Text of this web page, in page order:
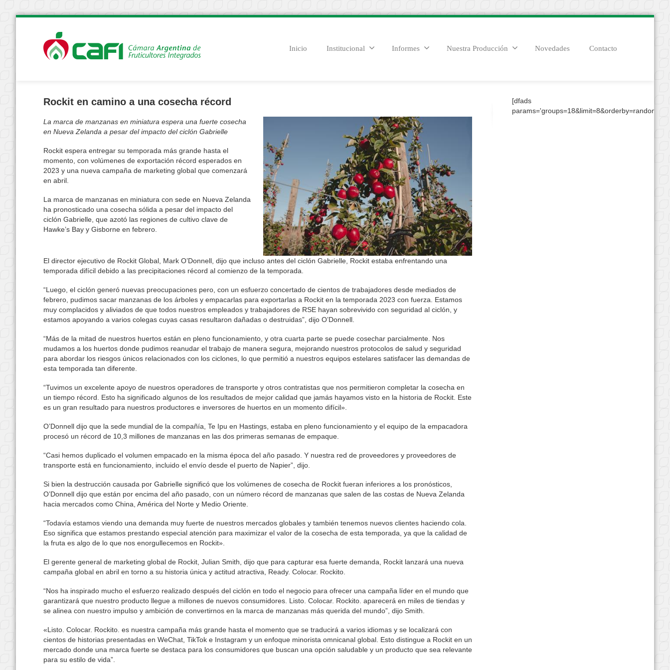
Inicio Institucional Informes Nuestra Producción Novedades Contacto
Rockit en camino a una cosecha récord
La marca de manzanas en miniatura espera una fuerte cosecha
en Nueva Zelanda a pesar del impacto del ciclón Gabrielle
Rockit espera entregar su temporada más grande hasta el
momento, con volúmenes de exportación récord esperados en
2023 y una nueva campaña de marketing global que comenzará
en abril.
La marca de manzanas en miniatura con sede en Nueva Zelanda
ha pronosticado una cosecha sólida a pesar del impacto del
ciclón Gabrielle, que azotó las regiones de cultivo clave de
Hawke’s Bay y Gisborne en febrero.
El director ejecutivo de Rockit Global, Mark O’Donnell, dijo que incluso antes del ciclón Gabrielle, Rockit estaba enfrentando una
temporada difícil debido a las precipitaciones récord al comienzo de la temporada.
“Luego, el ciclón generó nuevas preocupaciones pero, con un esfuerzo concertado de cientos de trabajadores desde mediados de
febrero, pudimos sacar manzanas de los árboles y empacarlas para exportarlas a Rockit en la temporada 2023 con fuerza. Estamos
muy complacidos y aliviados de que todos nuestros empleados y trabajadores de RSE hayan sobrevivido con seguridad al ciclón, y
estamos apoyando a varios colegas cuyas casas resultaron dañadas o destruidas”, dijo O’Donnell.
“Más de la mitad de nuestros huertos están en pleno funcionamiento, y otra cuarta parte se puede cosechar parcialmente. Nos
mudamos a los huertos donde pudimos reanudar el trabajo de manera segura, mejorando nuestros protocolos de salud y seguridad
para abordar los riesgos únicos relacionados con los ciclones, lo que permitió a nuestros equipos estelares satisfacer las demandas de
esta temporada tan diferente.
“Tuvimos un excelente apoyo de nuestros operadores de transporte y otros contratistas que nos permitieron completar la cosecha en
un tiempo récord. Esto ha significado algunos de los resultados de mejor calidad que jamás hayamos visto en la historia de Rockit. Este
es un gran resultado para nuestros productores e inversores de huertos en un momento difícil».
O’Donnell dijo que la sede mundial de la compañía, Te Ipu en Hastings, estaba en pleno funcionamiento y el equipo de la empacadora
procesó un récord de 10,3 millones de manzanas en las dos primeras semanas de empaque.
“Casi hemos duplicado el volumen empacado en la misma época del año pasado. Y nuestra red de proveedores y proveedores de
transporte está en funcionamiento, incluido el envío desde el puerto de Napier”, dijo.
Si bien la destrucción causada por Gabrielle significó que los volúmenes de cosecha de Rockit fueran inferiores a los pronósticos,
O’Donnell dijo que están por encima del año pasado, con un número récord de manzanas que salen de las costas de Nueva Zelanda
hacia mercados como China, América del Norte y Medio Oriente.
“Todavía estamos viendo una demanda muy fuerte de nuestros mercados globales y también tenemos nuevos clientes haciendo cola.
Eso significa que estamos prestando especial atención para maximizar el valor de la cosecha de esta temporada, ya que la calidad de
la fruta es algo de lo que nos enorgullecemos en Rockit».
El gerente general de marketing global de Rockit, Julian Smith, dijo que para capturar esa fuerte demanda, Rockit lanzará una nueva
campaña global en abril en torno a su historia única y actitud atractiva, Ready. Colocar. Rockito.
“Nos ha inspirado mucho el esfuerzo realizado después del ciclón en todo el negocio para ofrecer una campaña líder en el mundo que
garantizará que nuestro producto llegue a millones de nuevos consumidores. Listo. Colocar. Rockito. aparecerá en miles de tiendas y
se alinea con nuestro impulso y ambición de convertirnos en la marca de manzanas más querida del mundo”, dijo Smith.
«Listo. Colocar. Rockito. es nuestra campaña más grande hasta el momento que se traducirá a varios idiomas y se localizará con
cientos de historias presentadas en WeChat, TikTok e Instagram y un enfoque minorista omnicanal global. Esto distingue a Rockit en un
mercado donde una marca fuerte se destaca para los consumidores que buscan una opción saludable y un producto que sea relevante
para su estilo de vida”.
[dfads